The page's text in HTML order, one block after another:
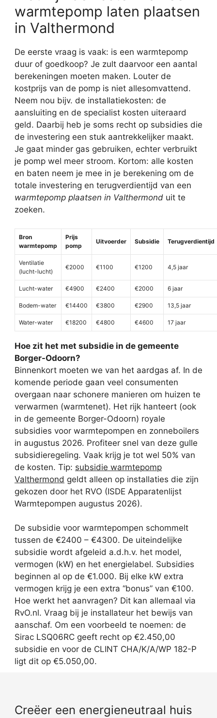
warmtepomp laten plaatsen
in Valthermond
De eerste vraag is vaak: is een warmtepomp
duur of goedkoop? Je zult daarvoor een aantal
berekeningen moeten maken. Louter de
kostprijs van de pomp is niet allesomvattend.
Neem nou bijv. de installatiekosten: de
aansluiting en de specialist kosten uiteraard
geld. Daarbij heb je soms recht op subsidies die
de investering een stuk aantrekkelijker maakt.
Je gaat minder gas gebruiken, echter verbruikt
je pomp wel meer stroom. Kortom: alle kosten
en baten neem je mee in je berekening om de
totale investering en terugverdientijd van een
warmtepomp plaatsen in Valthermond uit te
zoeken.
Bron
warmtepomp
Prijs
pomp
Uitvoerder Subsidie Terugverdientijd
Ventilatie
(lucht-lucht)
€2000 €1100 €1200 4,5 jaar
Lucht-water €4900 €2400 €2000 6 jaar
Bodem-water €14400 €3800 €2900 13,5 jaar
Water-water €18200 €4800 €4600 17 jaar
Hoe zit het met subsidie in de gemeente
Borger-Odoorn?
Binnenkort moeten we van het aardgas af. In de
komende periode gaan veel consumenten
overgaan naar schonere manieren om huizen te
verwarmen (warmtenet). Het rijk hanteert (ook
in de gemeente Borger-Odoorn) royale
subsidies voor warmtepompen en zonneboilers
in augustus 2026. Profiteer snel van deze gulle
subsidieregeling. Vaak krijg je tot wel 50% van
de kosten. Tip: subsidie warmtepomp
Valthermond geldt alleen op installaties die zijn
gekozen door het RVO (ISDE Apparatenlijst
Warmtepompen augustus 2026).
De subsidie voor warmtepompen schommelt
tussen de €2400 – €4300. De uiteindelijke
subsidie wordt afgeleid a.d.h.v. het model,
vermogen (kW) en het energielabel. Subsidies
beginnen al op de €1.000. Bij elke kW extra
vermogen krijg je een extra “bonus” van €100.
Hoe werkt het aanvragen? Dit kan allemaal via
RvO.nl. Vraag bij je installateur het bewijs van
aanschaf. Om een voorbeeld te noemen: de
Sirac LSQ06RC geeft recht op €2.450,00
subsidie en voor de CLINT CHA/K/A/WP 182-P
ligt dit op €5.050,00.
Creëer een energieneutraal huis